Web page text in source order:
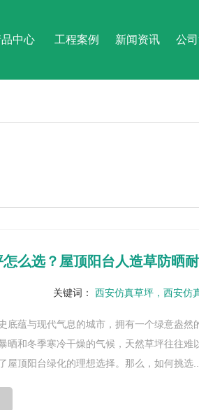
中心 工程案例 新闻资讯 公
么选？屋顶阳台人造草防晒
关键词： 西安仿真草坪，西安仿
底蕴与现代气息的城市，拥有一个绿意盎然
晒和冬季寒冷干燥的气候，天然草坪往往难
屋顶阳台绿化的理想选择。那么，如何挑选